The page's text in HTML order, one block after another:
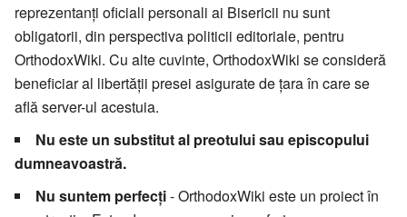
reprezentanți oficiali personali ai Bisericii nu sunt
obligatorii, din perspectiva politicii editoriale, pentru
OrthodoxWiki. Cu alte cuvinte, OrthodoxWiki se consideră
beneficiar al libertății presei asigurate de țara în care se
află server-ul acestuia.
Nu este un substitut al preotului sau episcopului
dumneavoastră.
Nu suntem perfecți- OrthodoxWiki este un proiect în